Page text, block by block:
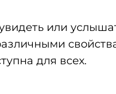
или
для всех.